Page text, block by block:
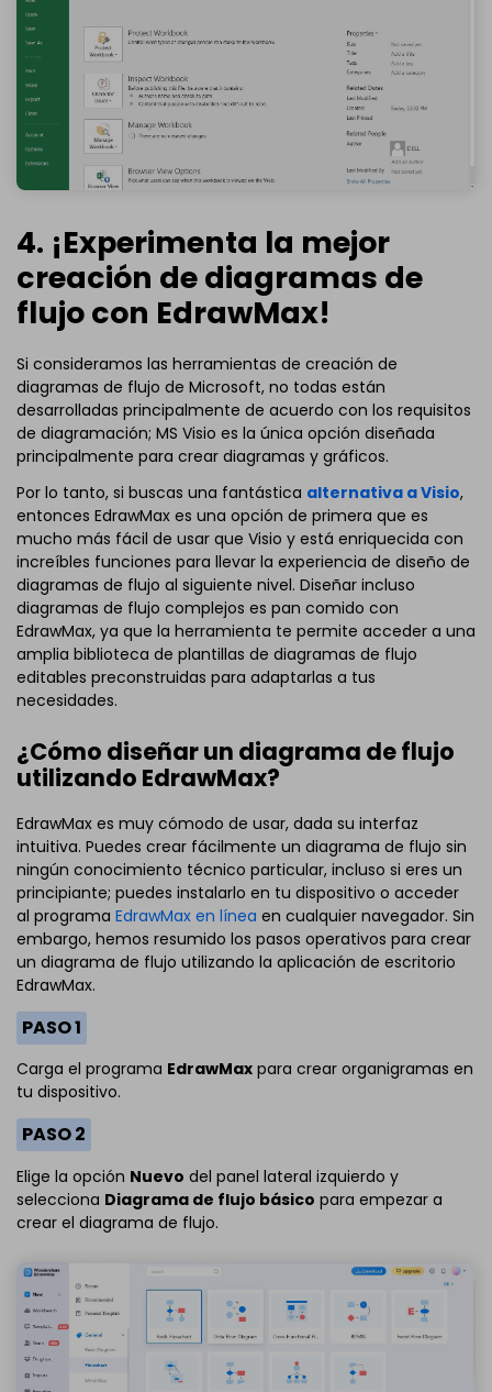
4. ¡Experimenta la mejor
creación de diagramas de
flujo con EdrawMax!
Si consideramos las herramientas de creación de
diagramas de flujo de Microsoft, no todas están
desarrolladas principalmente de acuerdo con los requisitos
de diagramación; MS Visio es la única opción diseñada
principalmente para crear diagramas y gráficos.
Por lo tanto, si buscas una fantástica alternativa a Visio,
entonces EdrawMax es una opción de primera que es
mucho más fácil de usar que Visio y está enriquecida con
increíbles funciones para llevar la experiencia de diseño de
diagramas de flujo al siguiente nivel. Diseñar incluso
diagramas de flujo complejos es pan comido con
EdrawMax, ya que la herramienta te permite acceder a una
amplia biblioteca de plantillas de diagramas de flujo
editables preconstruidas para adaptarlas a tus
necesidades.
¿Cómo diseñar un diagrama de flujo
utilizando EdrawMax?
EdrawMax es muy cómodo de usar, dada su interfaz
intuitiva. Puedes crear fácilmente un diagrama de flujo sin
ningún conocimiento técnico particular, incluso si eres un
principiante; puedes instalarlo en tu dispositivo o acceder
al programa EdrawMax en línea en cualquier navegador. Sin
embargo, hemos resumido los pasos operativos para crear
un diagrama de flujo utilizando la aplicación de escritorio
EdrawMax.
PASO 1
Carga el programa EdrawMax para crear organigramas en
tu dispositivo.
PASO 2
Elige la opción Nuevo del panel lateral izquierdo y
selecciona Diagrama de flujo básico para empezar a
crear el diagrama de flujo.